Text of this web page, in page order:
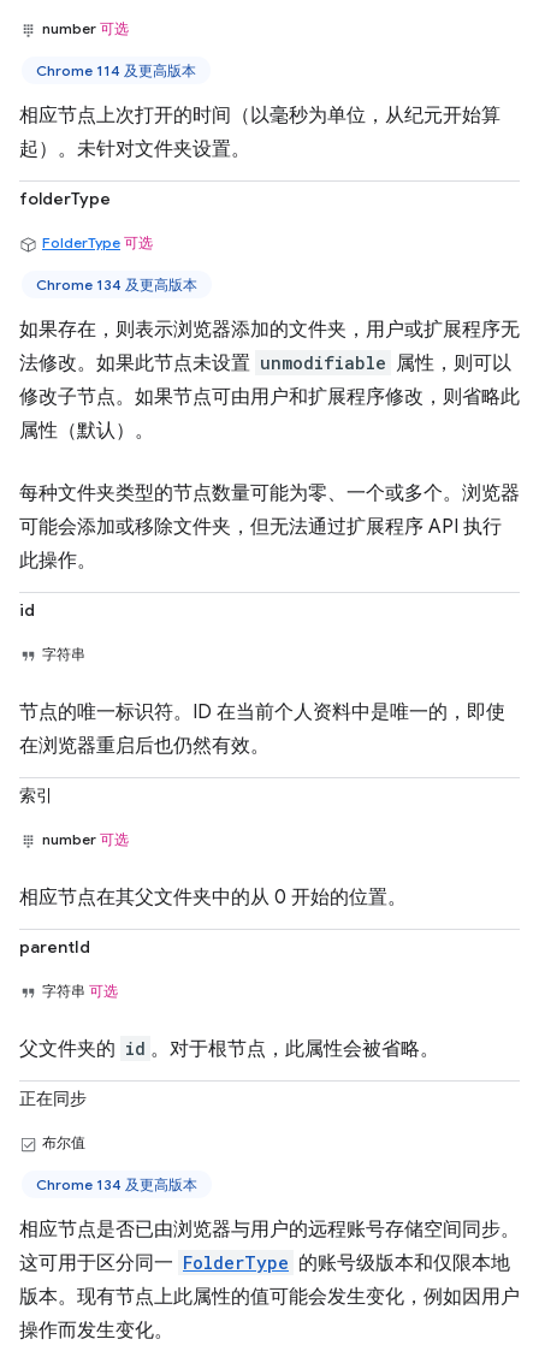
number 可选
Chrome 114 及更高版本
相应节点上次打开的时间（以毫秒为单位，从纪元开始算
起）。未针对文件夹设置。
folderType
FolderType 可选
Chrome 134 及更高版本
如果存在，则表示浏览器添加的文件夹，用户或扩展程序无
法修改。如果此节点未设置 unmodifiable 属性，则可以
修改子节点。如果节点可由用户和扩展程序修改，则省略此
属性（默认）。
每种文件夹类型的节点数量可能为零、一个或多个。浏览器
可能会添加或移除文件夹，但无法通过扩展程序 API 执行
此操作。
id
字符串
节点的唯一标识符。ID 在当前个人资料中是唯一的，即使
在浏览器重启后也仍然有效。
索引
number 可选
相应节点在其父文件夹中的从 0 开始的位置。
parentId
字符串 可选
父文件夹的 id 。对于根节点，此属性会被省略。
正在同步
布尔值
Chrome 134 及更高版本
相应节点是否已由浏览器与用户的远程账号存储空间同步。
这可用于区分同一 FolderType 的账号级版本和仅限本地
版本。现有节点上此属性的值可能会发生变化，例如因用户
操作而发生变化。